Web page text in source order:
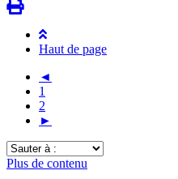
Haut de page
◄
1
2
►
Sauter
à
Plus de contenu